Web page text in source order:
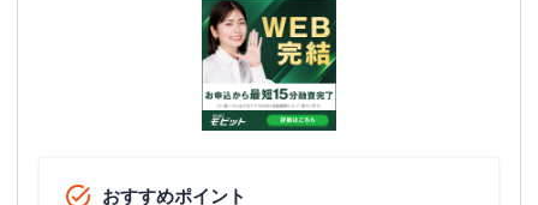
おすすめポイント